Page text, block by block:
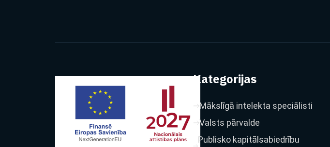
Kategorijas
Mākslīgā intelekta speciālisti
Valsts pārvalde
Publisko kapitālsabiedrību